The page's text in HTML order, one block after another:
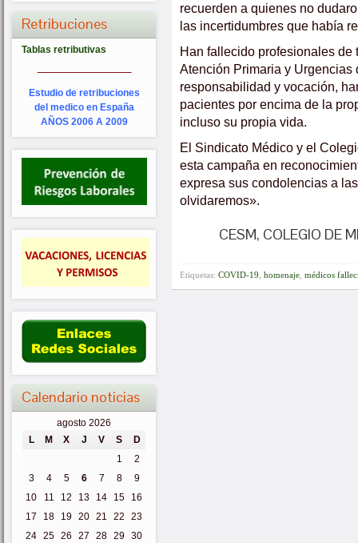
Retribuciones
Tablas retributivas
Estudio de retribuciones
del medico en España
AÑOS 2006 A 2009
Calendario noticias
agosto 2026
L
M X J V S
D
1
2
3
4 5 6 7 8
9
10
11 12 13 14 15
16
17
18 19 20 21 22
23
24 25 26 27 28 29 30
recuerden a quienes no
las incertidumbres que había
Han fallecido profesionales
Atención Primaria y Urgencias
responsabilidad y vocación,
pacientes por encima de la
incluso su propia vida.
El Sindicato Médico y el
esta campaña en
expresa sus condolencias a
olvidaremos».
CESM, COLEGIO DE
Etiquetas: COVID-19 homenaje médicos